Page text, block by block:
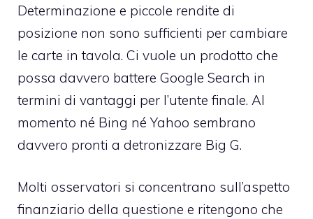
Determinazione e piccole rendite di
posizione non sono sufficienti per cambiare
le carte in tavola. Ci vuole un prodotto che
possa davvero battere Google Search in
termini di vantaggi per l’utente finale. Al
momento né Bing né Yahoo sembrano
davvero pronti a detronizzare Big G.
Molti osservatori si concentrano sull’aspetto
finanziario della questione e ritengono che